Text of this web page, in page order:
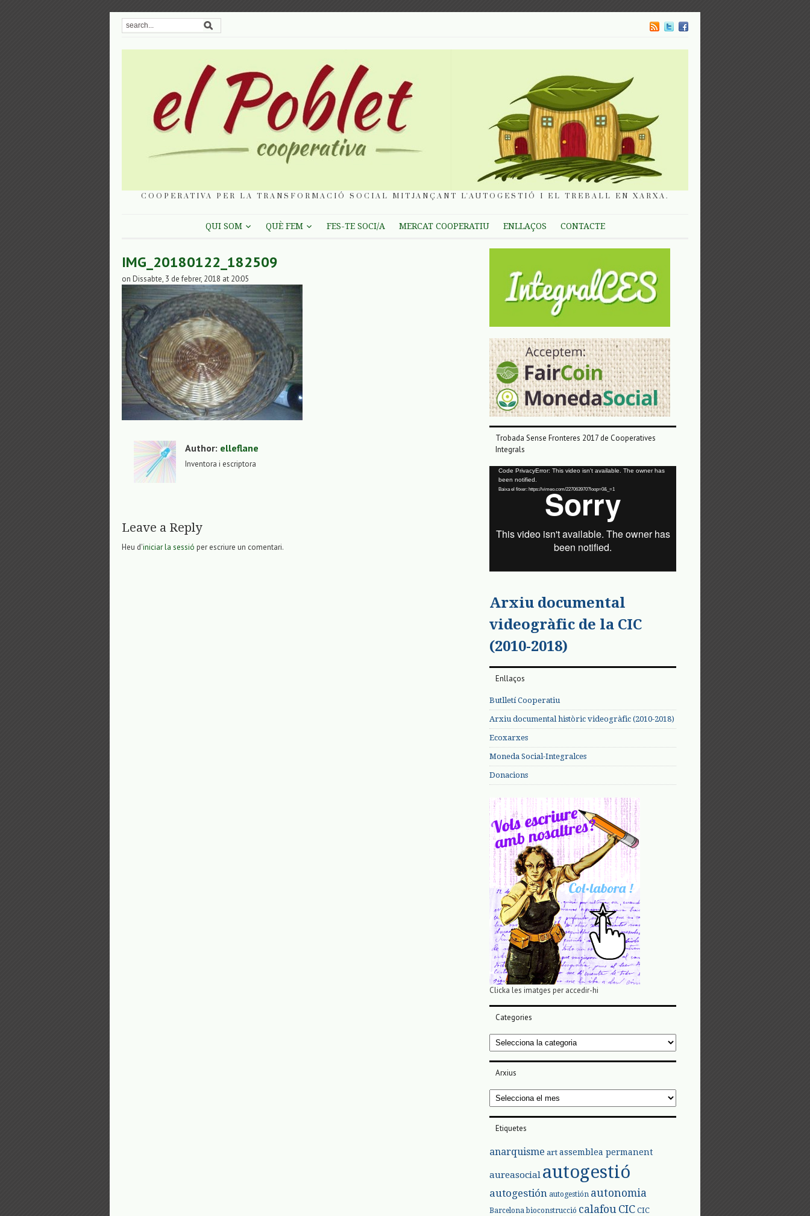
COOPERATIVA PER LA TRANSFORMACIÓ SOCIAL MITJANÇANT L'AUTOGESTIÓ I EL TREBALL EN XARXA.
QUI SOM QUÈ FEM FES-TE SOCI/A MERCAT COOPERATIU ENLLAÇOS CONTACTE
IMG_20180122_182509
on Dissabte, 3 de febrer, 2018 at 20:05
Author: elleflane
Inventora i escriptora
Leave a Reply
Heu d'iniciar la sessió per escriure un comentari.
Trobada Sense Fronteres 2017 de Cooperatives
Integrals
Reproductor
vídeo
Code PrivacyError: This video isn't available. The owner has
been notified.
Baixa el fitxer: https://vimeo.com/227063970?loop=0&_=1
Arxiu documental
videogràfic de la CIC
(2010-2018)
Enllaços
Butlletí Cooperatiu
Arxiu documental històric videogràfic (2010-2018)
Ecoxarxes
Moneda Social-Integralces
Donacions
Clicka les imatges per accedir-hi
Categories
Categories
Arxius
Arxius
Etiquetes
anarquisme art assemblea permanent
aureasocial autogestió
autogestión autogestión autonomia
Barcelona bioconstrucció calafou CIC CIC